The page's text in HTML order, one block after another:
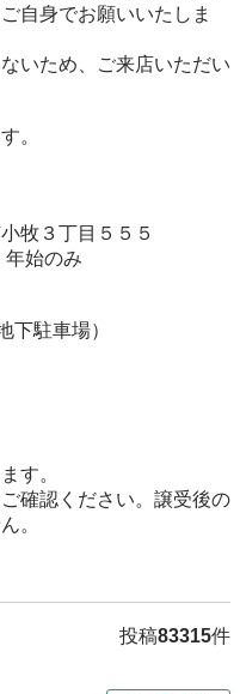
自身でお願いいたしま
いため、ご来店いただい
。
牧３丁目５５５
年始のみ
下駐車場）
す。
確認ください。譲受後の
。
投稿83315件